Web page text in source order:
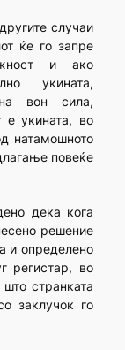
случаи
ќе го запре
и ако
укината,
вон сила,
е укината, во
натамошното
повеќе
дека кога
решение
и определено
регистар, во
странката
заклучок го